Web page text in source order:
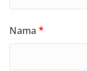
Nama *